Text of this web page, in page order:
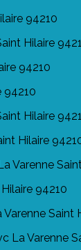
94210
Hilaire
94210
94210
Hilaire
Hilaire
Varenne
94210
Saint
La Varenne